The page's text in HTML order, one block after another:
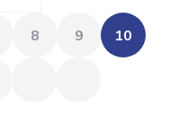
8 9 10